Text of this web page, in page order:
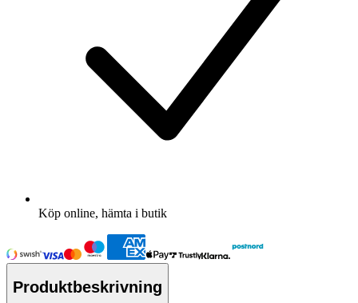
Köp online, hämta i butik
Produktbeskrivning